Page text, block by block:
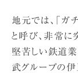
地元では、「ガ
と呼び、非常に
堅苦しい鉄道業
武グループの